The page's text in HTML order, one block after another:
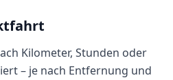
Kilometer, Stunden oder
– je nach Entfernung und